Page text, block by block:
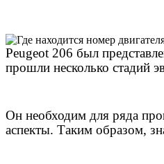
Peugeot 206 был
прошли несколько стадий
Он необходим для ряда
аспекты. Таким образом,